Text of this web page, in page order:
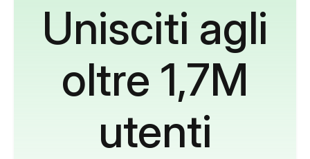
Unisciti agli
oltre 1,7M
utenti